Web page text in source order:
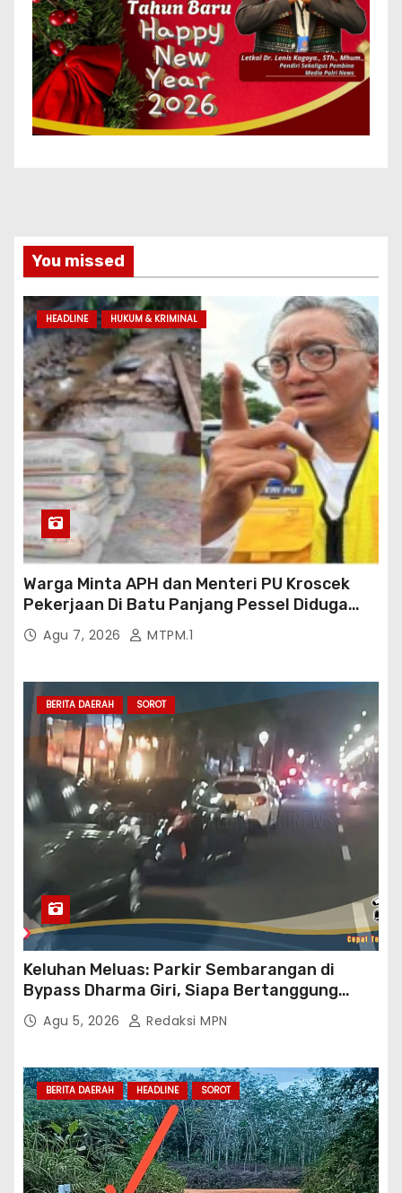
You missed
HEADLINE HUKUM & KRIMINAL
Warga Minta APH dan Menteri PU Kroscek
Pekerjaan Di Batu Panjang Pessel Diduga
Banyak Cacat Mutu Dan Kurang Volume
Satuan Pekerjaan Dan Bisa Bisanya
Padang
Agu 7, 2026 MTPM.1
BERITA DAERAH SOROT
Keluhan Meluas: Parkir Sembarangan di
Bypass Dharma Giri, Siapa Bertanggung
Jawab?
Agu 5, 2026 Redaksi MPN
BERITA DAERAH HEADLINE SOROT